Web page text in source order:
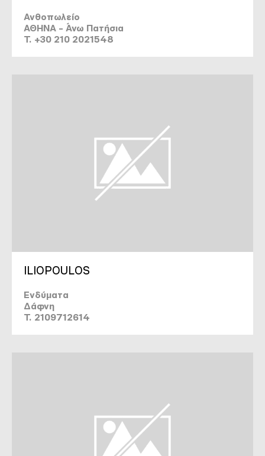
Ανθοπωλείο
ΑΘΗΝΑ - Άνω Πατήσια
T. +30 210 2021548
ILIOPOULOS
Ενδύματα
Δάφνη
T. 2109712614